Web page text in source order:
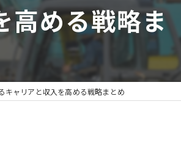
高める戦略ま
キャリアと収入を高める戦略まとめ